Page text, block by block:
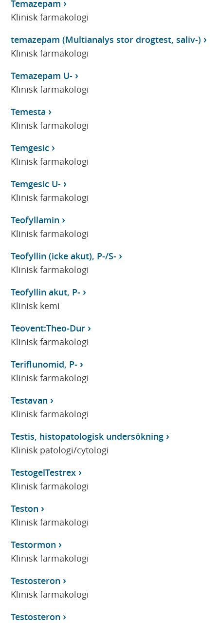
Temazepam
Klinisk farmakologi
temazepam (Multianalys stor drogtest, saliv-)
Klinisk farmakologi
Temazepam U-
Klinisk farmakologi
Temesta
Klinisk farmakologi
Temgesic
Klinisk farmakologi
Temgesic U-
Klinisk farmakologi
Teofyllamin
Klinisk farmakologi
Teofyllin (icke akut), P-/S-
Klinisk farmakologi
Teofyllin akut, P-
Klinisk kemi
Teovent:Theo-Dur
Klinisk farmakologi
Teriflunomid, P-
Klinisk farmakologi
Testavan
Klinisk farmakologi
Testis, histopatologisk undersökning
Klinisk patologi/cytologi
TestogelTestrex
Klinisk farmakologi
Teston
Klinisk farmakologi
Testormon
Klinisk farmakologi
Testosteron
Klinisk farmakologi
Testosteron